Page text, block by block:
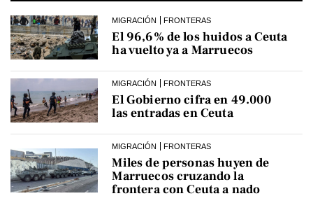
MIGRACIÓN FRONTERAS
El 96,6% de los huidos a Ceuta
ha vuelto ya a Marruecos
MIGRACIÓN FRONTERAS
El Gobierno cifra en 49.000
las entradas en Ceuta
MIGRACIÓN FRONTERAS
Miles de personas huyen de
Marruecos cruzando la
frontera con Ceuta a nado